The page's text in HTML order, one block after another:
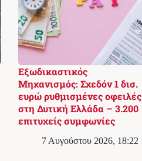
Εξωδικαστικός
Μηχανισμός: Σχεδόν 1 δισ.
ευρώ ρυθμισμένες οφειλές
στη Δυτική Ελλάδα – 3.200
επιτυχείς συμφωνίες
7 Αυγούστου 2026, 18:22